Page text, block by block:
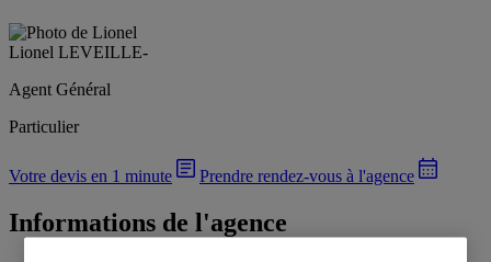
Lionel LEVEILLE-
Agent Général
Particulier
Votre devis en 1 minute Prendre rendez-vous à l'agence
Informations de l'agence